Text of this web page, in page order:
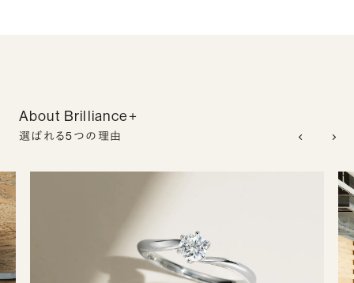
About Brilliance+
選ばれる5つの理由